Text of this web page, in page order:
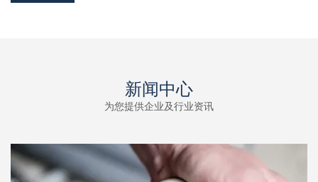
新闻中心
为您提供企业及行业资讯